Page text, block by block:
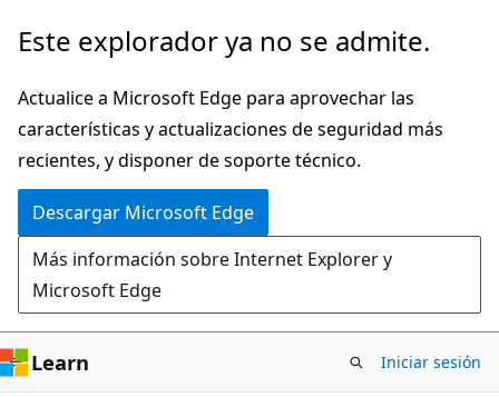
Ir
contenido
principal
Este explorador ya no se admite.
Actualice a Microsoft Edge para aprovechar las
características y actualizaciones de seguridad más
recientes, y disponer de soporte técnico.
Descargar Microsoft Edge
Más información sobre Internet Explorer y
Microsoft Edge
Learn Iniciar sesión